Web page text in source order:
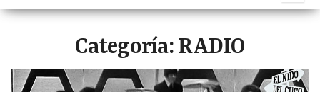
Categoría:RADIO